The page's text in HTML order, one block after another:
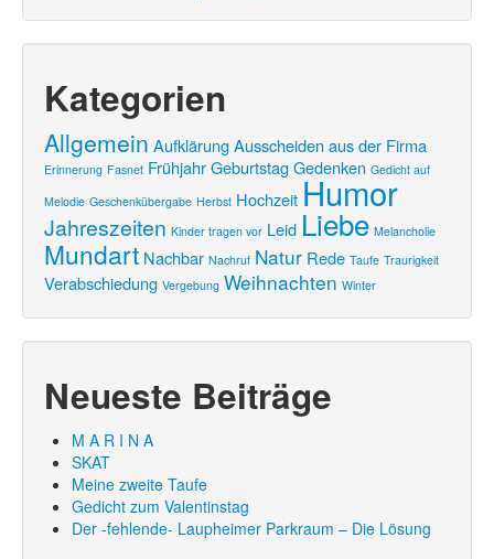
Kategorien
Allgemein AufklärungAusscheiden aus der Firma
Erinnerung Fasnet FrühjahrGeburtstagGedenken Gedicht auf
Melodie Geschenkübergabe Herbst Hochzeit Humor
Jahreszeiten Kinder tragen vor Leid Liebe Melancholie
Mundart Nachbar Nachruf Natur Rede Taufe Traurigkeit
Verabschiedung Vergebung Weihnachten Winter
Neueste Beiträge
M A R I N A
SKAT
Meine zweite Taufe
Gedicht zum Valentinstag
Der -fehlende- Laupheimer Parkraum – Die Lösung